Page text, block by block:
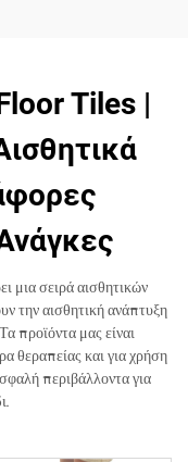
Tiles |
σειρά αισθητικών
την αισθητική ανάπτυξη
προϊόντα μας είναι
θεραπείας και για χρήση
περιβάλλοντα για